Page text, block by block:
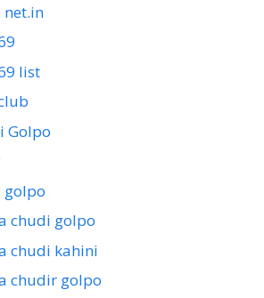
net.in
list
Golpo
golpo
chudi golpo
chudi kahini
chudir golpo